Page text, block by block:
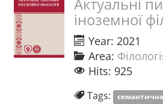
іноземної
Year: 2021
Area:
Hits: 925
Tags: семантична